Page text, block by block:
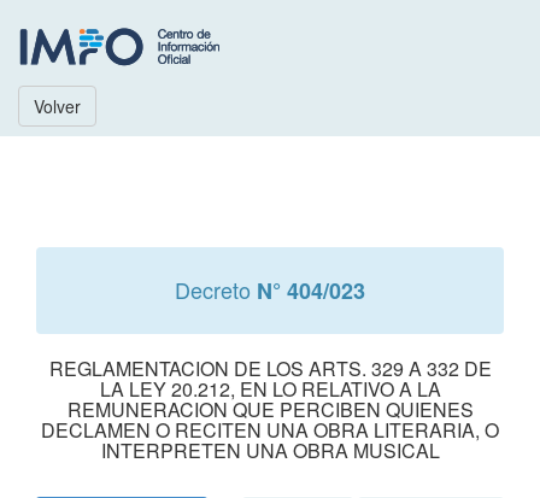
Volver
Decreto N° 404/023
REGLAMENTACION DE LOS ARTS. 329 A 332 DE
LA LEY 20.212, EN LO RELATIVO A LA
REMUNERACION QUE PERCIBEN QUIENES
DECLAMEN O RECITEN UNA OBRA LITERARIA, O
INTERPRETEN UNA OBRA MUSICAL